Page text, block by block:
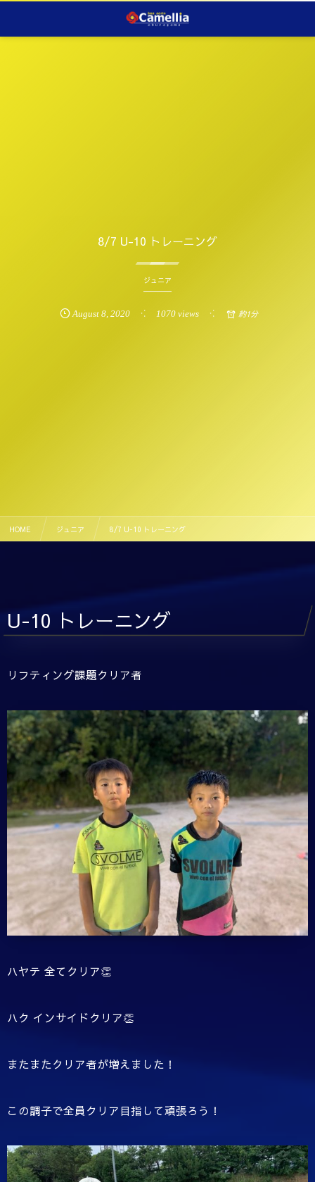
8/7 U-10 トレーニング
ジュニア
August 8 ,2020 1070 views 約1分
HOME ジュニア 8/7 U-10 トレーニング
U-10 トレーニング
リフティング課題クリア者
ハヤテ 全てクリア👏
ハク インサイドクリア👏
またまたクリア者が増えました！
この調子で全員クリア目指して頑張ろう！